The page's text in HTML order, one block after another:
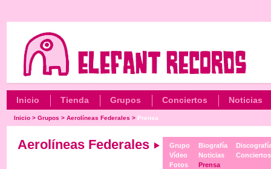
Inicio Tienda Grupos Conciertos Noticias
Inicio >Grupos >Aerolíneas Federales > Prensa
Aerolíneas Federales
Grupo
Vídeo
Fotos
Biografía
Noticias
Prensa
Conciertos